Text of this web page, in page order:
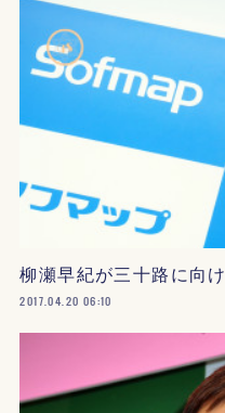
柳瀬早紀が三十路に向
2017.04.20 06:10